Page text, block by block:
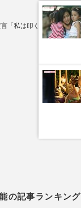
「私は叩くよ」
の記事ランキング